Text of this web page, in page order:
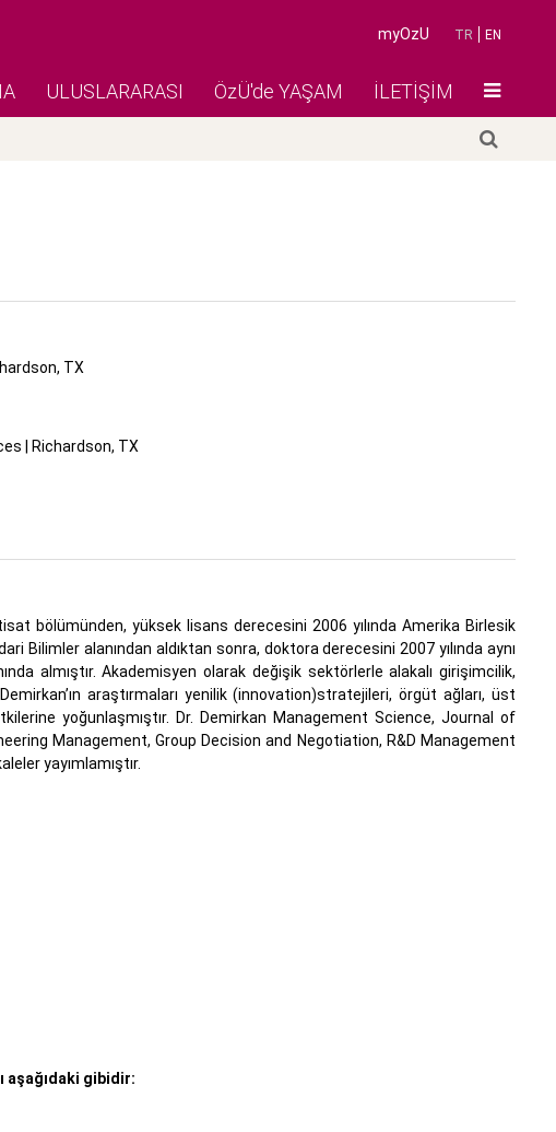
TR EN
myOzU
ULUSLARARASI ÖzÜ'de YAŞAM İLETİŞİM
TX
| Richardson, TX
bölümünden, yüksek lisans derecesini 2006 yılında Amerika Birlesik
Bilimler alanından aldıktan sonra, doktora derecesini 2007 yılında aynı
almıştır. Akademisyen olarak değişik sektörlerle alakalı girişimcilik,
araştırmaları yenilik (innovation)stratejileri, örgüt ağları, üst
yoğunlaşmıştır. Dr. Demirkan Management Science, Journal of
Management, Group Decision and Negotiation, R&D Management
yayımlamıştır.
aşağıdaki gibidir: